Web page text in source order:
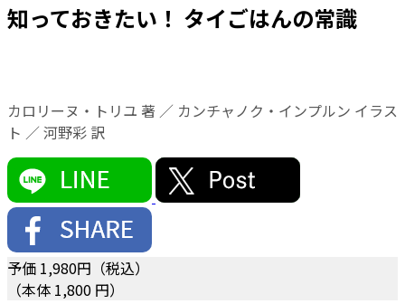
知っておきたい！ タイごはんの常識
カロリーヌ・トリユ 著 ／ カンチャノク・インプルン イラス
ト ／ 河野彩 訳
予価 1,980円（税込）
（本体 1,800 円）